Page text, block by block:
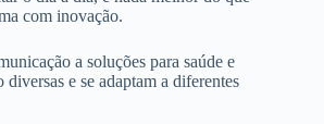
com inovação.
a soluções para saúde e
diversas e se adaptam a diferentes